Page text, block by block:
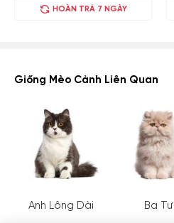
HOÀN TRẢ 7 NGÀY
Giống Mèo Cảnh Liên Quan
Anh Lông Dài Ba Tư